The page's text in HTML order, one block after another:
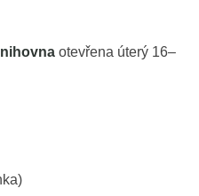
otevřena úterý 16–